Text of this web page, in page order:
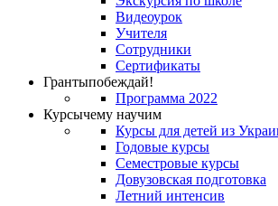
Видеоурок
Учителя
Сотрудники
Сертификаты
Грантыпобеждай!
Программа 2022
Курсычему научим
Курсы для детей из
Годовые курсы
Семестровые курсы
Довузовская подготовка
Летний интенсив